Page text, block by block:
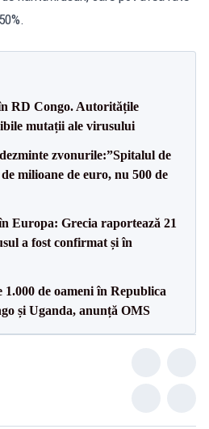
RD Congo. Autoritățile
mutații ale virusului
zvonurile:”Spitalul de
milioane de euro, nu 500 de
Europa: Grecia raportează 21
a fost confirmat și în
1.000 de oameni în Republica
și Uganda, anunță OMS